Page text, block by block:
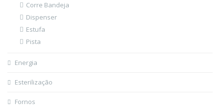
Corre Bandeja
Dispenser
Estufa
Pista
Energia
Esterilização
Fornos